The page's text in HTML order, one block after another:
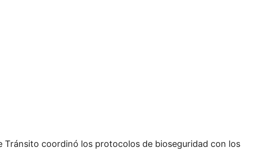
Tránsito coordinó los protocolos de bioseguridad con los